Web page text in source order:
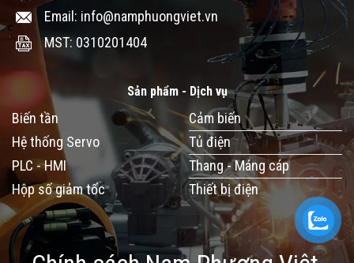
Email: info@namphuongviet.vn
MST: 0310201404
Sản phẩm - Dịch vụ
Biến tần
Hệ thống Servo
PLC - HMI
Hộp số giảm tốc
Cảm biến
Tủ điện
Thang - Máng cáp
Thiết bị điện